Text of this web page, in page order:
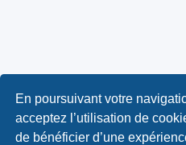
En poursuivant votre
acceptez l’utilisation de
de bénéficier d’une